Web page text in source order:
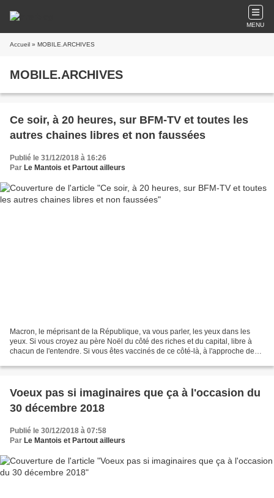
MENU
Accueil » MOBILE.ARCHIVES
MOBILE.ARCHIVES
Ce soir, à 20 heures, sur BFM-TV et toutes les
autres chaines libres et non faussées
Publié le 31/12/2018 à 16:26
Par Le Mantois et Partout ailleurs
Macron, le méprisant de la République, va vous parler, les yeux dans les
yeux. Si vous croyez au père Noël du côté des riches et du capital, libre à
chacun de l'entendre. Si vous êtes vaccinés de ce côté-là, à l'approche de
Voeux pas si imaginaires que ça à l'occasion du
30 décembre 2018
Publié le 30/12/2018 à 07:58
Par Le Mantois et Partout ailleurs